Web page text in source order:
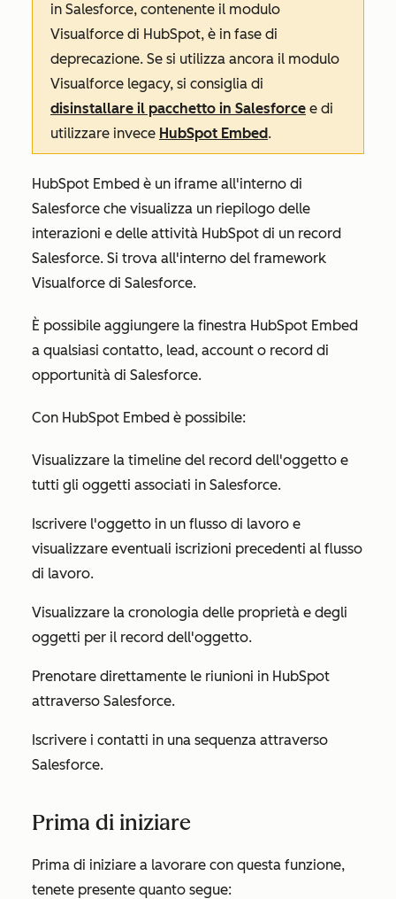
in Salesforce, contenente il modulo
Visualforce di HubSpot, è in fase di
deprecazione. Se si utilizza ancora il modulo
Visualforce legacy, si consiglia di
disinstallare il pacchetto in Salesforce e di
utilizzare invece HubSpot Embed.
HubSpot Embed è un iframe all'interno di
Salesforce che visualizza un riepilogo delle
interazioni e delle attività HubSpot di un record
Salesforce. Si trova all'interno del framework
Visualforce di Salesforce.
È possibile aggiungere la finestra HubSpot Embed
a qualsiasi contatto, lead, account o record di
opportunità di Salesforce.
Con HubSpot Embed è possibile:
Visualizzare la timeline del record dell'oggetto e
tutti gli oggetti associati in Salesforce.
Iscrivere l'oggetto in un flusso di lavoro e
visualizzare eventuali iscrizioni precedenti al flusso
di lavoro.
Visualizzare la cronologia delle proprietà e degli
oggetti per il record dell'oggetto.
Prenotare direttamente le riunioni in HubSpot
attraverso Salesforce.
Iscrivere i contatti in una sequenza attraverso
Salesforce.
Prima di iniziare
Prima di iniziare a lavorare con questa funzione,
tenete presente quanto segue: